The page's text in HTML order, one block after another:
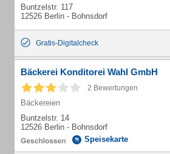
Buntzelstr. 117
12526 Berlin - Bohnsdorf
Gratis-Digitalcheck
Bäckerei Konditorei Wahl GmbH
2 Bewertungen
Bäckereien
Buntzelstr. 14
12526 Berlin - Bohnsdorf
Speisekarte